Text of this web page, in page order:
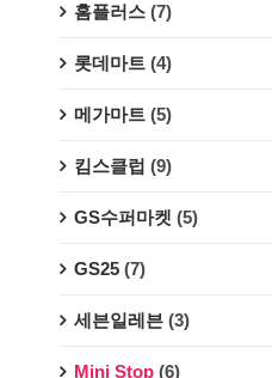
홈플러스 (7)
롯데마트 (4)
메가마트 (5)
킴스클럽 (9)
GS수퍼마켓 (5)
GS25 (7)
세븐일레븐 (3)
Mini Stop (6)